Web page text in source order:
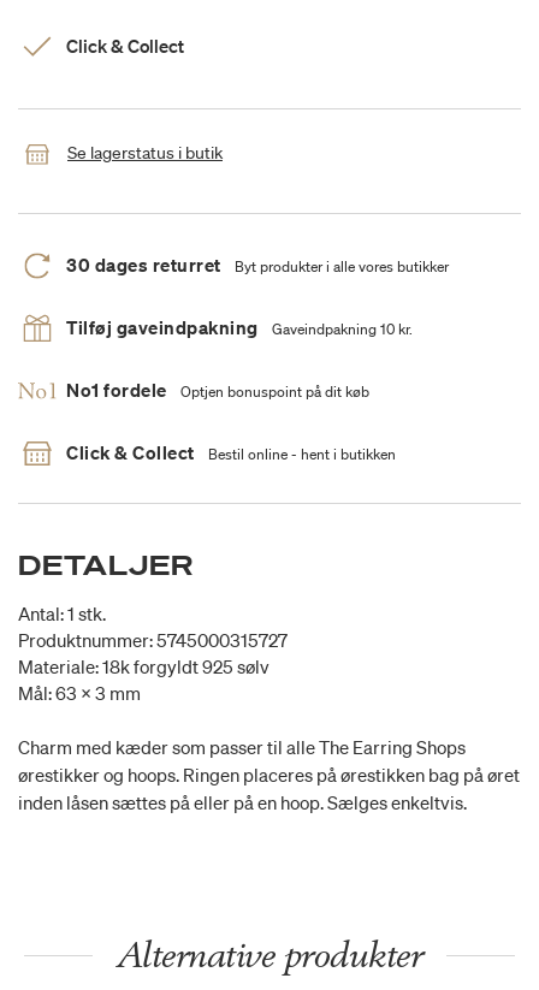
Click & Collect
Se lagerstatus i butik
30 dages returret Byt produkter i alle vores butikker
Tilføj gaveindpakning Gaveindpakning 10 kr.
No1 fordele Optjen bonuspoint på dit køb
Click & Collect Bestil online - hent i butikken
DETALJER
Antal: 1 stk.
Produktnummer: 5745000315727
Materiale: 18k forgyldt 925 sølv
Mål: 63 x 3 mm
Charm med kæder som passer til alle The Earring Shops
ørestikker og hoops. Ringen placeres på ørestikken bag på øret
inden låsen sættes på eller på en hoop. Sælges enkeltvis.
Alternative produkter